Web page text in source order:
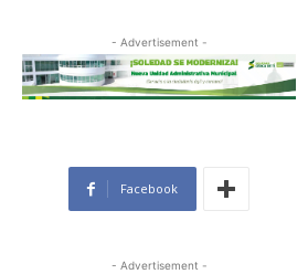
- Advertisement -
Facebook
- Advertisement -